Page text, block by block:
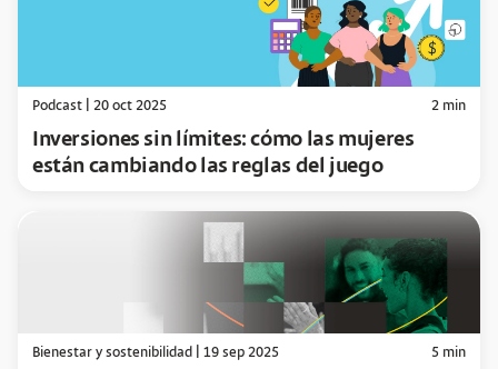
Podcast 20 oct 2025 2 min
Inversiones sin límites: cómo las mujeres
están cambiando las reglas del juego
Bienestar y sostenibilidad 19 sep 2025 5 min